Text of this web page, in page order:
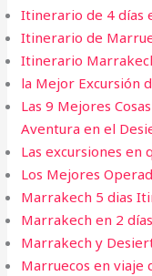
Itinerario de 4 días
Itinerario de
Itinerario
la Mejor Excursión
Las 9 Mejores
Aventura en el
Las excursiones en
Los Mejores
Marrakech 5 dias​
Marrakech en 2
Marrakech y
Marruecos en viaje